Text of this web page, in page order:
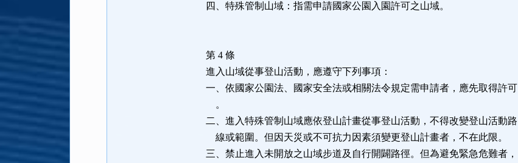
四、特殊管制山域：指需申請國家公園入園許可之山域。
第 4 條
進入山域從事登山活動，應遵守下列事項：
一、依國家公園法、國家安全法或相關法令規定需申請者，應先取得許可
。
二、進入特殊管制山域應依登山計畫從事登山活動，不得改變登山活動路
線或範圍。但因天災或不可抗力因素須變更登山計畫者，不在此限。
三、禁止進入未開放之山域步道及自行開闢路徑。但為避免緊急危難者，